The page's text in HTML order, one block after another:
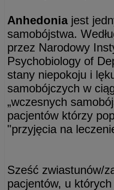
Anhedoniajest
samobójstwa.
przez Narodowy
Psychobiology of
stany niepokoju i
samobójczych w
„wczesnych
pacjentów którzy
"przyjęcia na
Sześć zwiastunów/
pacjentów, u